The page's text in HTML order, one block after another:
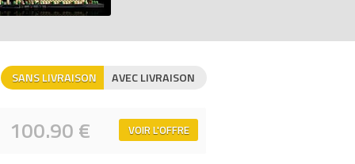
SANS LIVRAISON AVEC LIVRAISON
100.90 € VOIR L'OFFRE